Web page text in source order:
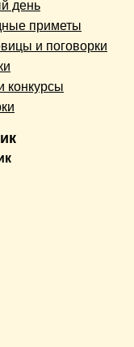
день
приметы
и поговорки
конкурсы